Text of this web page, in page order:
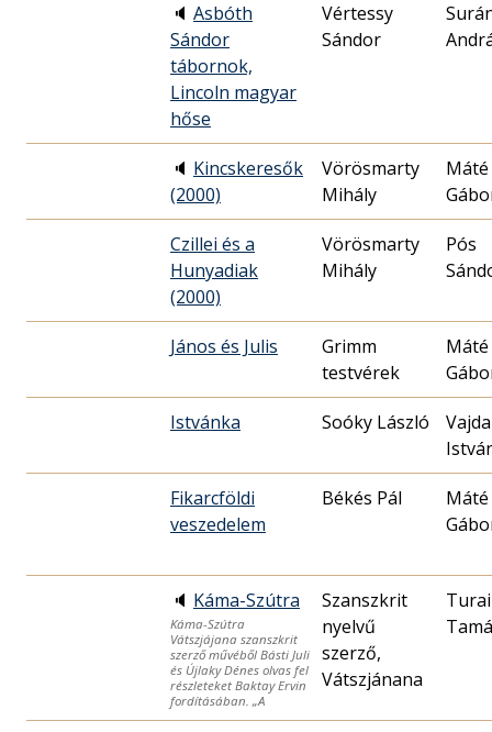
🔈 Asbóth
Sándor
tábornok,
Lincoln magyar
hőse
Vértessy
Sándor
🔈 Kincskeresők
(2000)
Vörösmarty
Mihály
Máté
Czillei és a
Hunyadiak
(2000)
Vörösmarty
Mihály
Pós
János és Julis
Grimm
testvérek
Máté
Istvánka Soóky László
Vajda
Fikarcföldi
veszedelem
Békés Pál
Máté
🔈 Káma-Szútra
Káma-Szútra
Vátszjájana szanszkrit
szerző művéből Básti Juli
és Újlaky Dénes olvas fel
részleteket Baktay Ervin
fordításában. „A
Szanszkrit
nyelvű
szerző,
Vátszjánana
Turai